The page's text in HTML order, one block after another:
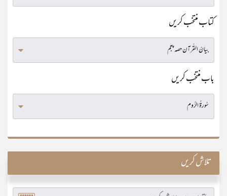
کتاب منتخب کریں
باب منتخب کریں
تلاش کریں